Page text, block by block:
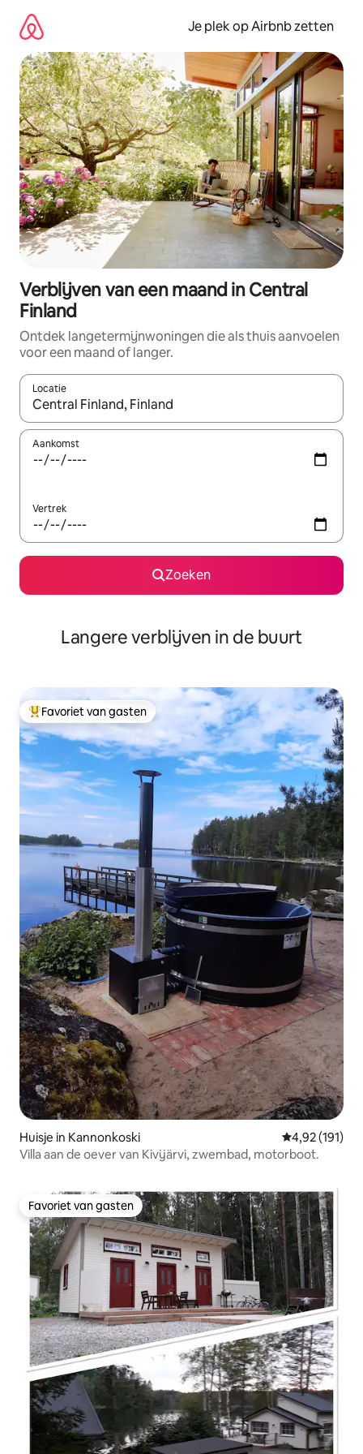
direct
naar
inhoud
Je plek op Airbnb zetten
Verblijven van een maand in Central
Finland
Ontdek langetermijnwoningen die als thuis aanvoelen
voor een maand of langer.
Locatie
Wanneer er resultaten beschikbaar zijn, maak je een keuze
Aankomst
Vertrek
Zoeken
Langere verblijven in de buurt
Topfavoriet van gasten
Favoriet van gasten
Huisje in Kannonkoski Gemiddelde
4,92 (191)
Villa aan de oever van Kivijärvi, zwembad, motorboot.
Favoriet van gasten
Favoriet van gasten